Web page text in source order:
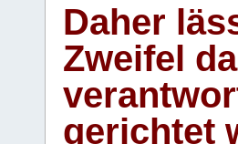
Daher
Zweifel
gerichtet